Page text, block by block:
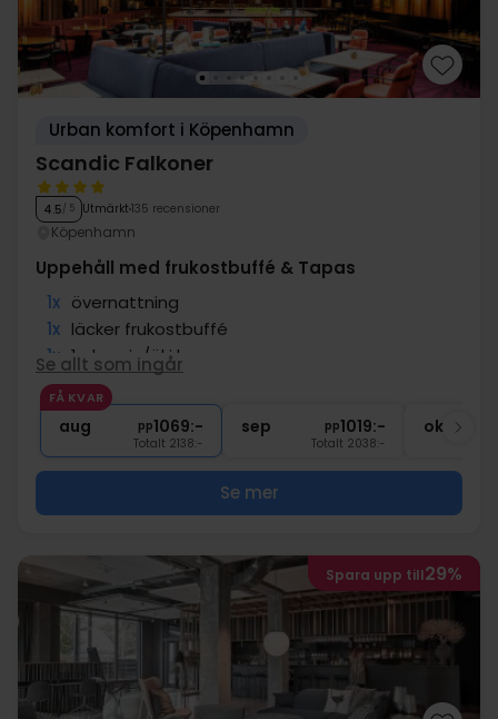
Urban komfort i Köpenhamn
Scandic Falkoner
4.5/ 5 Utmärkt 135 recensioner
Köpenhamn
Uppehåll med frukostbuffé & Tapas
1x övernattning
1x läcker frukostbuffé
1x 1 glas vin/öl i baren
1x Tapas
1x kaffe att ta med
Se allt som ingår
FÅ KVAR
aug pp1069:-
Totalt 2138:-
sep pp1019:-
Totalt 2038:-
okt
Se mer
Spara upp till29%